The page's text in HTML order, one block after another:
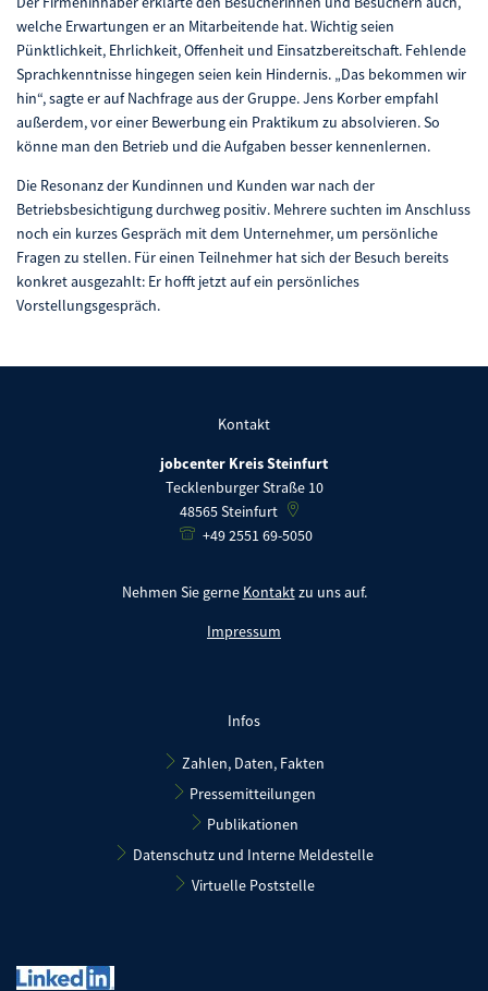
welche Erwartungen er an Mitarbeitende hat. Wichtig seien
Pünktlichkeit, Ehrlichkeit, Offenheit und Einsatzbereitschaft. Fehlende
Sprachkenntnisse hingegen seien kein Hindernis. „Das bekommen wir
hin“, sagte er auf Nachfrage aus der Gruppe. Jens Korber empfahl
außerdem, vor einer Bewerbung ein Praktikum zu absolvieren. So
könne man den Betrieb und die Aufgaben besser kennenlernen.
Die Resonanz der Kundinnen und Kunden war nach der
Betriebsbesichtigung durchweg positiv. Mehrere suchten im Anschluss
noch ein kurzes Gespräch mit dem Unternehmer, um persönliche
Fragen zu stellen. Für einen Teilnehmer hat sich der Besuch bereits
konkret ausgezahlt: Er hofft jetzt auf ein persönliches
Vorstellungsgespräch.
Kontakt
jobcenter Kreis Steinfurt
Tecklenburger Straße 10
48565Steinfurt
+49 2551 69-5050
Nehmen Sie gerne Kontaktzu uns auf.
Impressum
Infos
Zahlen, Daten, Fakten
Pressemitteilungen
Publikationen
Datenschutz und Interne Meldestelle
Virtuelle Poststelle